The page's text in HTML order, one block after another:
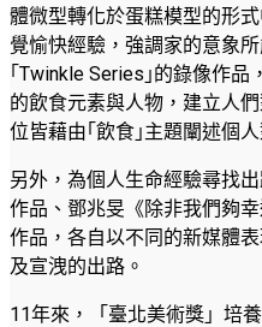
體微型轉化於蛋糕模型的形
覺愉快經驗，強調家的意象
｢Twinkle Series｣的錄像作品
的飲食元素與人物，建立人
位皆藉由｢飲食｣主題闡述個
另外，為個人生命經驗尋找
作品、鄧兆旻《除非我們夠
作品，各自以不同的新媒體
及宣洩的出路。
11年來，「臺北美術獎」培